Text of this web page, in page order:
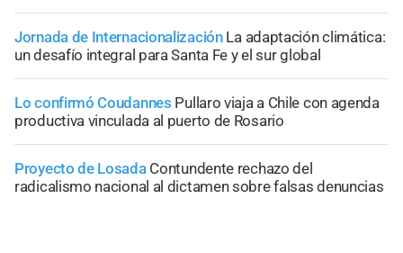
Jornada de Internacionalización La adaptación climática:
un desafío integral para Santa Fe y el sur global
Lo confirmó Coudannes Pullaro viaja a Chile con agenda
productiva vinculada al puerto de Rosario
Proyecto de Losada Contundente rechazo del
radicalismo nacional al dictamen sobre falsas denuncias